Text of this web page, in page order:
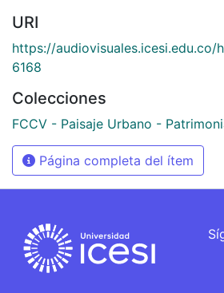
URI
https://audiovisuales.icesi.edu.co/
6168
Colecciones
FCCV - Paisaje Urbano -
Página completa del ítem